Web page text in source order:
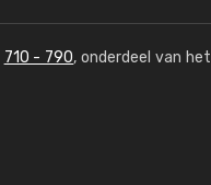
710 - 790, onderdeel van het